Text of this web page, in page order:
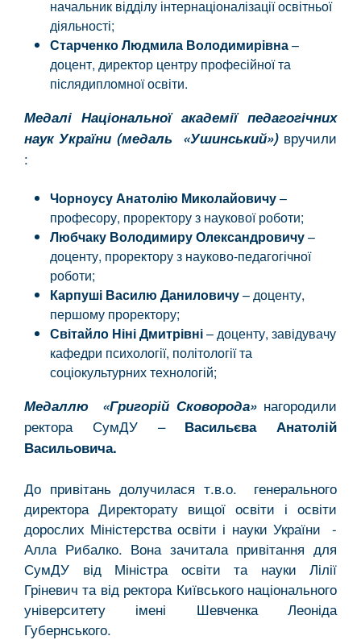
начальник відділу інтернаціоналізації освітньої
діяльності;
Старченко Людмила Володимирівна–
доцент, директор центру професійної та
післядипломної освіти.
Медалі Національної академії педагогічних
наук України (медаль «Ушинський»)вручили
:
Чорноусу Анатолію Миколайовичу–
професору, проректору з наукової роботи;
Любчаку Володимиру Олександровичу–
доценту, проректору з науково-педагогічної
роботи;
Карпуші Василю Даниловичу– доценту,
першому проректору;
Світайло Ніні Дмитрівні– доценту, завідувачу
кафедри психології, політології та
соціокультурних технологій;
Медаллю «Григорій Сковорода»нагородили
ректора СумДУ – Васильєва Анатолій
Васильовича.
До привітань долучилася т.в.о. генерального
директора Директорату вищої освіти і освіти
дорослих Міністерства освіти і науки України -
Алла Рибалко. Вона зачитала привітання для
СумДУ від Міністра освіти та науки Лілії
Гріневич та від ректора Київського національного
університету імені Шевченка Леоніда
Губернського.